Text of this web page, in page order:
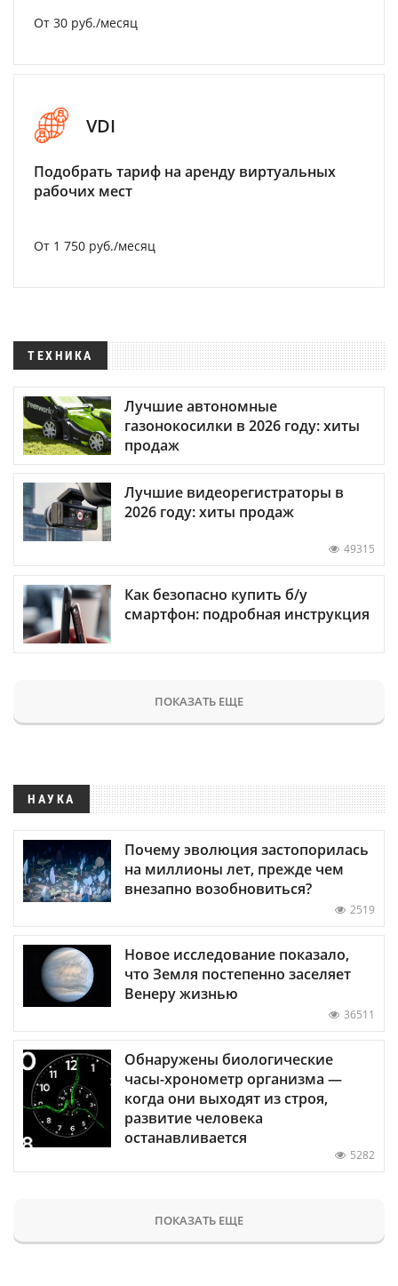
От 30 руб./месяц
VDI
Подобрать тариф на аренду виртуальных
рабочих мест
От 1 750 руб./месяц
ТЕХНИКА
Лучшие автономные
газонокосилки в 2026 году: хиты
продаж
Лучшие видеорегистраторы в
2026 году: хиты продаж
49315
Как безопасно купить б/у
смартфон: подробная инструкция
ПОКАЗАТЬ ЕЩЕ
НАУКА
Почему эволюция застопорилась
на миллионы лет, прежде чем
внезапно возобновиться?
2519
Новое исследование показало,
что Земля постепенно заселяет
Венеру жизнью
36511
Обнаружены биологические
часы-хронометр организма —
когда они выходят из строя,
развитие человека
останавливается
5282
ПОКАЗАТЬ ЕЩЕ